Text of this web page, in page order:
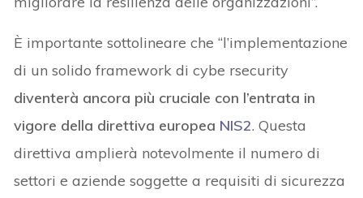
È importante sottolineare che “l’implementazione
di un solido framework di cybe rsecurity
diventerà ancora più cruciale con l’entrata in
vigore della direttiva europea NIS2. Questa
direttiva amplierà notevolmente il numero di
settori e aziende soggette a requisiti di sicurezza